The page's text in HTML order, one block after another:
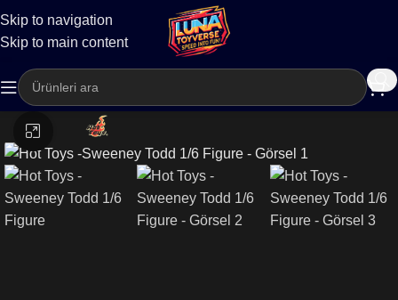
Skip to navigation
Skip to main content
Kargo
Büyütmek için tıklayın